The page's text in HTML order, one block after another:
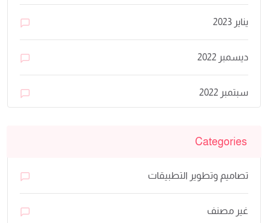
يناير 2023
ديسمبر 2022
سبتمبر 2022
Categories
تصاميم وتطوير التطبيقات
غير مصنف